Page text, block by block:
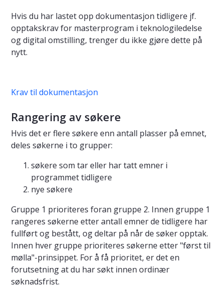
Hvis du har lastet opp dokumentasjon tidligere jf.
opptakskrav for masterprogram i teknologiledelse
og digital omstilling, trenger du ikke gjøre dette på
nytt.
Krav til dokumentasjon
Rangering av søkere
Hvis det er flere søkere enn antall plasser på emnet,
deles søkerne i to grupper:
søkere som tar eller har tatt emner i
programmet tidligere
nye søkere
Gruppe 1 prioriteres foran gruppe 2. Innen gruppe 1
rangeres søkerne etter antall emner de tidligere har
fullført og bestått, og deltar på når de søker opptak.
Innen hver gruppe prioriteres søkerne etter "først til
mølla"-prinsippet. For å få prioritet, er det en
forutsetning at du har søkt innen ordinær
søknadsfrist.